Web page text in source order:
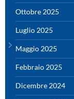
Ottobre 2025
Luglio 2025
Maggio 2025
Febbraio 2025
Dicembre 2024